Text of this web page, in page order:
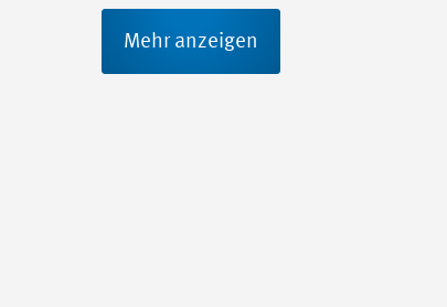
Mehr anzeigen